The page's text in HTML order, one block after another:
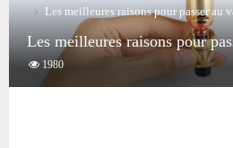
Les meilleures raisons pour passer au
Les meilleures raisons pour
1980